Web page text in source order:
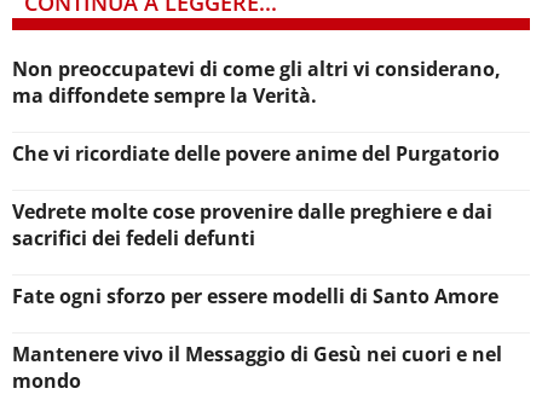
Non preoccupatevi di come gli altri vi considerano,
ma diffondete sempre la Verità.
Che vi ricordiate delle povere anime del Purgatorio
Vedrete molte cose provenire dalle preghiere e dai
sacrifici dei fedeli defunti
Fate ogni sforzo per essere modelli di Santo Amore
Mantenere vivo il Messaggio di Gesù nei cuori e nel
mondo